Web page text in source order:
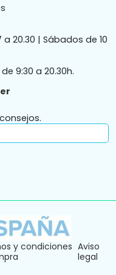
a 20.30 | Sábados de 10
9:30 a 20.30h.
y condiciones Aviso
legal